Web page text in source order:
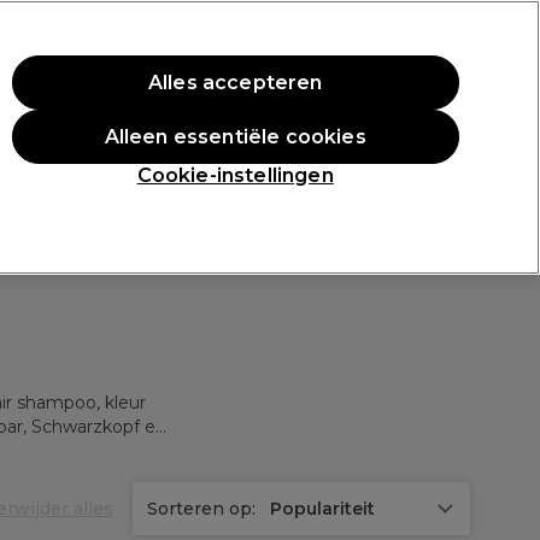
Aanmelden
Professionele Awards
shampoo, kleur
Sorteren op: Populariteit
Cookie-instellingen
Alleen essentiële cookies
Alles accepteren